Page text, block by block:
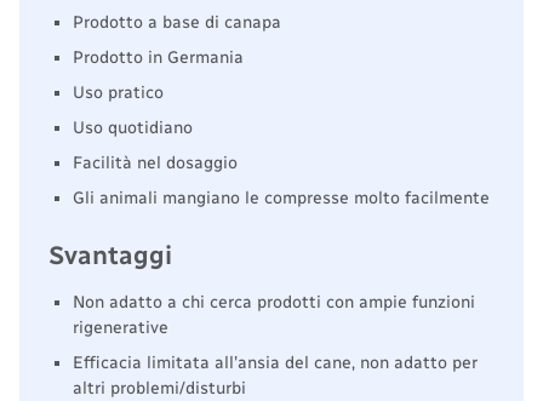
Prodotto a base di canapa
Prodotto in Germania
Uso pratico
Uso quotidiano
Facilità nel dosaggio
Gli animali mangiano le compresse molto facilmente
Svantaggi
Non adatto a chi cerca prodotti con ampie funzioni
rigenerative
Efficacia limitata all'ansia del cane, non adatto per
altri problemi/disturbi